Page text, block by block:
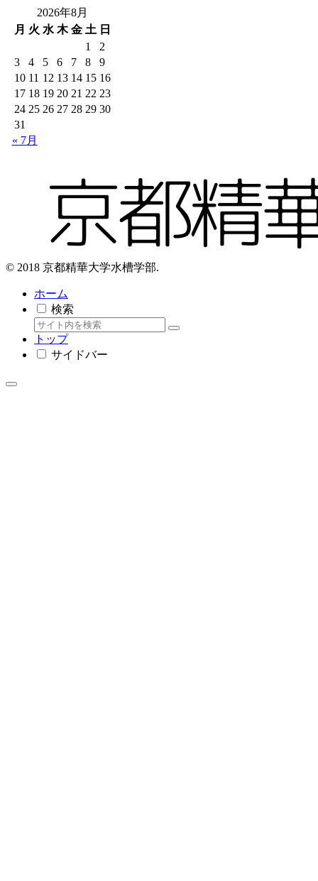
2026年8月
月 火 水 木 金 土 日
1
2
3
4 5 6 7 8
9
10 11 12 13 14 15 16
17 18 19 20 21 22 23
24 25 26 27 28 29 30
31
« 7月
© 2018 京都精華大学水槽学部.
ホーム
検索
トップ
サイドバー